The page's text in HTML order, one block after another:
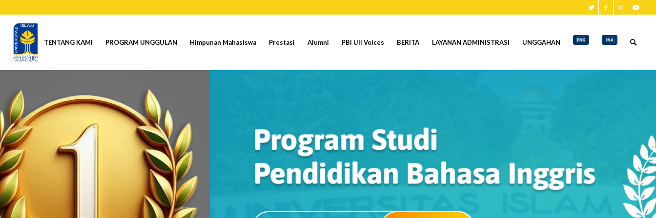
TENTANG KAMI PROGRAM UNGGULAN Himpunan Mahasiswa Prestasi Alumni PBI UII Voices BERITA LAYANAN ADMINISTRASI UNGGAHAN